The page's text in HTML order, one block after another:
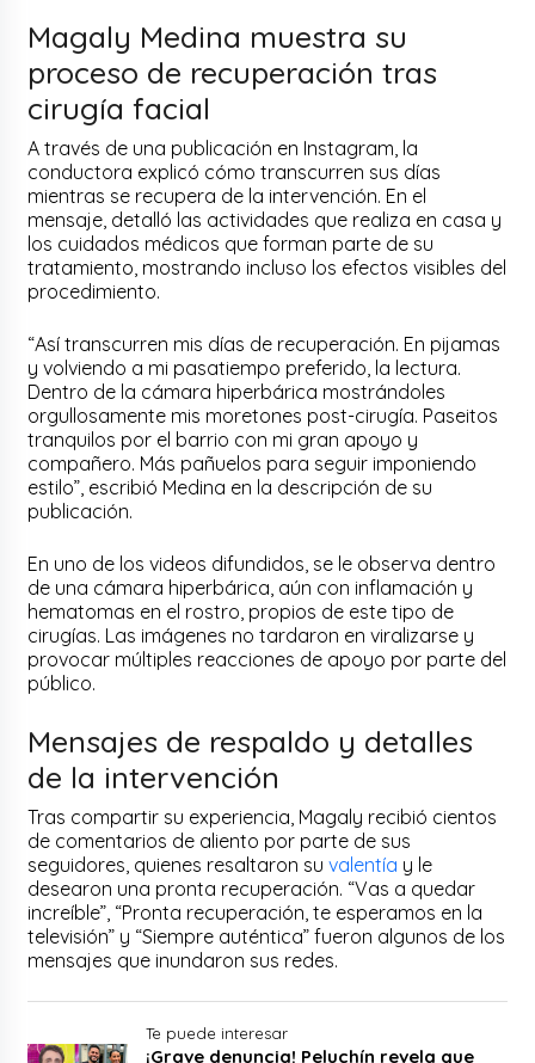
Magaly Medina muestra su
proceso de recuperación tras
cirugía facial
A través de una publicación en Instagram, la
conductora explicó cómo transcurren sus días
mientras se recupera de la intervención. En el
mensaje, detalló las actividades que realiza en casa y
los cuidados médicos que forman parte de su
tratamiento, mostrando incluso los efectos visibles del
procedimiento.
“Así transcurren mis días de recuperación. En pijamas
y volviendo a mi pasatiempo preferido, la lectura.
Dentro de la cámara hiperbárica mostrándoles
orgullosamente mis moretones post-cirugía. Paseitos
tranquilos por el barrio con mi gran apoyo y
compañero. Más pañuelos para seguir imponiendo
estilo”, escribió Medina en la descripción de su
publicación.
En uno de los videos difundidos, se le observa dentro
de una cámara hiperbárica, aún con inflamación y
hematomas en el rostro, propios de este tipo de
cirugías. Las imágenes no tardaron en viralizarse y
provocar múltiples reacciones de apoyo por parte del
público.
Mensajes de respaldo y detalles
de la intervención
Tras compartir su experiencia, Magaly recibió cientos
de comentarios de aliento por parte de sus
seguidores, quienes resaltaron su valentía y le
desearon una pronta recuperación. “Vas a quedar
increíble”, “Pronta recuperación, te esperamos en la
televisión” y “Siempre auténtica” fueron algunos de los
mensajes que inundaron sus redes.
Te puede interesar
¡Grave denuncia! Peluchín revela que